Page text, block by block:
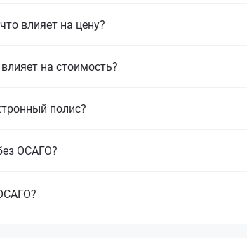
влияет на цену?
на стоимость?
полис?
ОСАГО?